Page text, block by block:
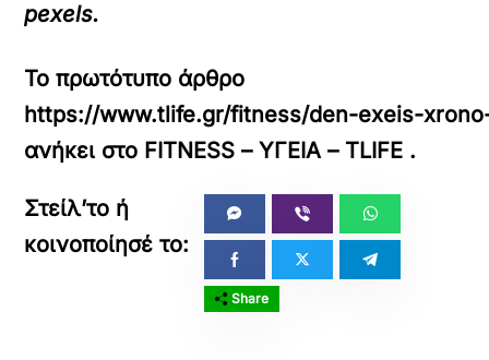
pexels.
Το πρωτότυπο άρθρο
https://www.tlife.gr/fitness/den-exeis-
ανήκει στο FITNESS – ΥΓΕΙΑ – TLIFE .
Share